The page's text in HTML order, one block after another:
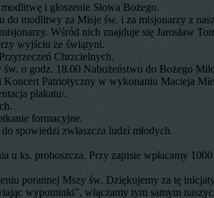
i głoszenie Słowa Bożego.
modlitwy za Misje św. i za misjonarzy z
Wśród nich znajduje się Jarosław
wyjściu ze świątyni.
Chrzcielnych.
o godz. 18.00 Nabożeństwo do Bożego
Patriotyczny w wykonaniu Macieja
plakatu/.
formacyjne.
spowiedzi zwłaszcza ludzi młodych.
proboszcza. Przy zapisie wpłacamy 1000
porannej Mszy św. Dziękujemy za tę
wypominki”, włączamy tym samym